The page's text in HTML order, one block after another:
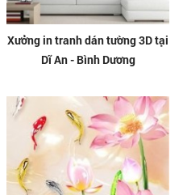
Xưởng in tranh dán tường 3D tại
Dĩ An - Bình Dương